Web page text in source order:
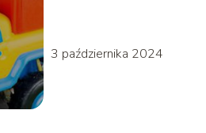
3 października 2024